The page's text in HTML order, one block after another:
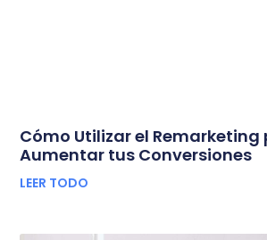
Cómo Utilizar el Remarketing
Aumentar tus Conversiones
LEER TODO